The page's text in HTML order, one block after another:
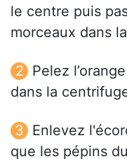
le centre puis
morceaux dans
Pelez
dans la
Enlevez
que les pépins